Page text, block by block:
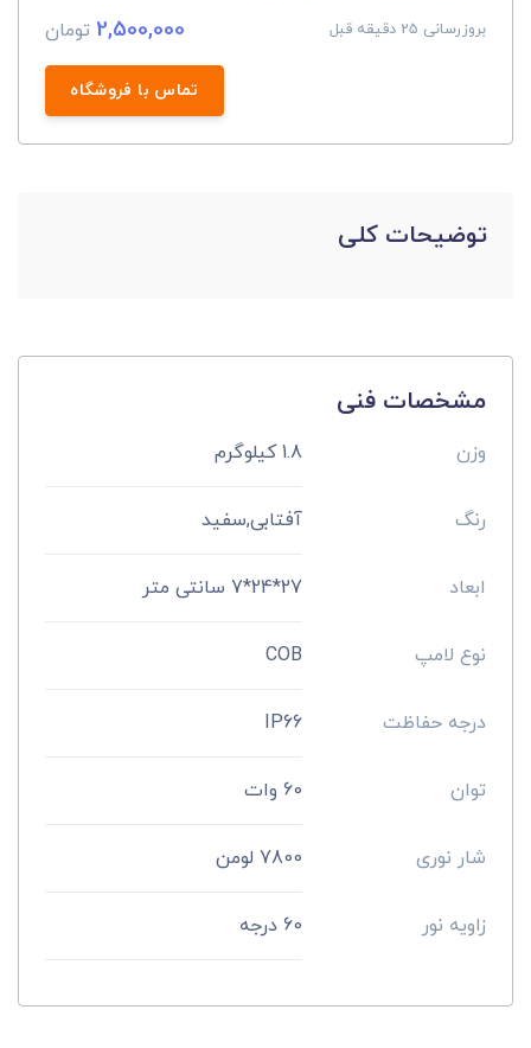
بروزرسانی 25 دقیقه قبل 2,500,000 تومان
تماس با فروشگاه
توضیحات کلی
مشخصات فنی
وزن 1.8 کیلوگرم
رنگ آفتابی,سفید
ابعاد 27*24*7 سانتی متر
نوع لامپ COB
درجه حفاظت IP66
توان 60 وات
شار نوری 7800 لومن
زاویه نور 60 درجه